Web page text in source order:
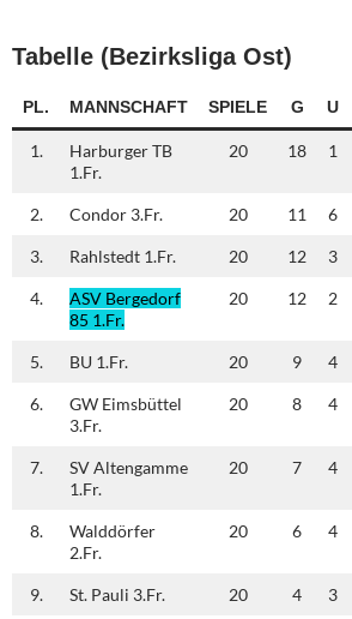
Tabelle (Bezirksliga Ost)
PL. MANNSCHAFT SPIELE G U
1.
Harburger TB
1.Fr.
20 18 1
2. Condor 3.Fr. 20 11 6
3. Rahlstedt 1.Fr. 20 12 3
4.
ASV Bergedorf
85 1.Fr.
20 12 2
5. BU 1.Fr. 20 9 4
6.
GW Eimsbüttel
3.Fr.
20 8 4
7.
SV Altengamme
1.Fr.
20 7 4
8.
Walddörfer
2.Fr.
20 6 4
9. St. Pauli 3.Fr. 20 4 3